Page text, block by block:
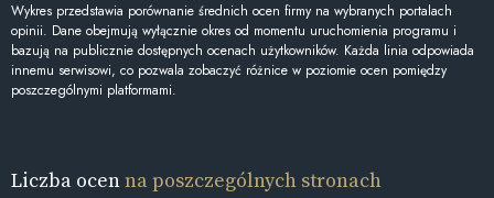
Wykres przedstawia porównanie średnich ocen firmy na wybranych portalach
opinii. Dane obejmują wyłącznie okres od momentu uruchomienia programu i
bazują na publicznie dostępnych ocenach użytkowników. Każda linia odpowiada
innemu serwisowi, co pozwala zobaczyć różnice w poziomie ocen pomiędzy
poszczególnymi platformami.
Liczba ocenna poszczególnych stronach